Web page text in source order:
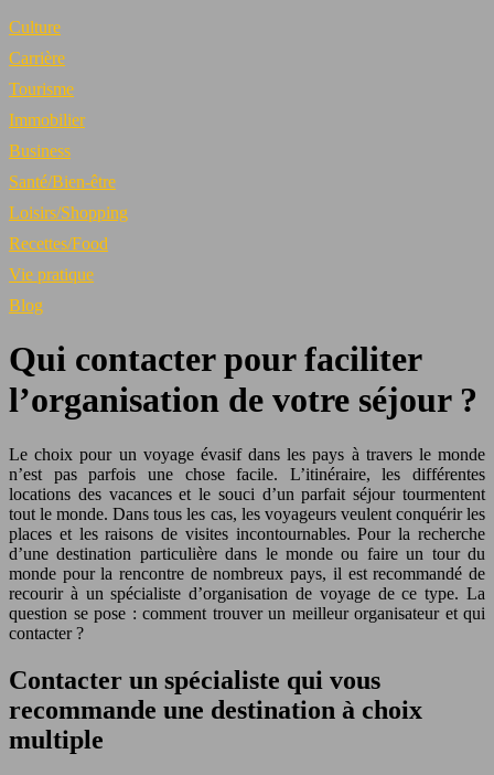
Culture
Carrière
Tourisme
Immobilier
Business
Santé/Bien-être
Loisirs/Shopping
Recettes/Food
Vie pratique
Blog
Qui contacter pour faciliter
l’organisation de votre séjour ?
Le choix pour un voyage évasif dans les pays à travers le monde
n’est pas parfois une chose facile. L’itinéraire, les différentes
locations des vacances et le souci d’un parfait séjour tourmentent
tout le monde. Dans tous les cas, les voyageurs veulent conquérir les
places et les raisons de visites incontournables. Pour la recherche
d’une destination particulière dans le monde ou faire un tour du
monde pour la rencontre de nombreux pays, il est recommandé de
recourir à un spécialiste d’organisation de voyage de ce type. La
question se pose : comment trouver un meilleur organisateur et qui
contacter ?
Contacter un spécialiste qui vous
recommande une destination à choix
multiple